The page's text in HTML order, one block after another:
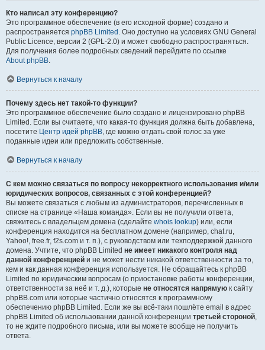
Кто написал эту конференцию?
Это программное обеспечение (в его исходной форме) создано и
распространяется phpBB Limited . Оно доступно на условиях GNU General
Public Licence, версии 2 (GPL-2.0) и может свободно распространяться.
Для получения более подробных сведений перейдите по ссылке
About phpBB.
Вернуться к началу
Почему здесь нет такой-то функции?
Это программное обеспечение было создано и лицензировано phpBB
Limited. Если вы считаете, что какая-то функция должна быть добавлена,
посетите Центр идей phpBB, где можно отдать свой голос за уже
поданные идеи или предложить собственные.
Вернуться к началу
С кем можно связаться по вопросу некорректного использования и/или
юридических вопросов, связанных с этой конференцией?
Вы можете связаться с любым из администраторов, перечисленных в
списке на странице «Наша команда». Если вы не получили ответа,
свяжитесь с владельцем домена (сделайте whois lookup) или, если
конференция находится на бесплатном домене (например, chat.ru,
Yahoo!, free.fr, f2s.com и т. п.), с руководством или техподдержкой данного
домена. Учтите, что phpBB Limited не имеет никакого контроля над
данной конференцией и не может нести никакой ответственности за то,
кем и как данная конференция используется. Не обращайтесь к phpBB
Limited по юридическим вопросам (о приостановке работы конференции,
ответственности за неё и т. д.), которые не относятся напрямую к сайту
phpBB.com или которые частично относятся к программному
обеспечению phpBB Limited. Если же вы всё-таки пошлёте email в адрес
phpBB Limited об использовании данной конференции третьей стороной,
то не ждите подробного письма, или вы можете вообще не получить
ответа.